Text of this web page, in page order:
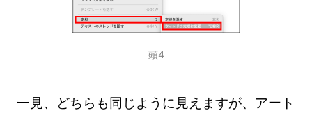
頭4
一見、どちらも同じように見えますが、アート